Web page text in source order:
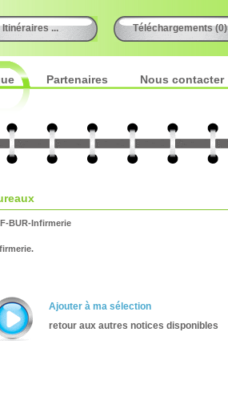
Téléchargements (0)
Itinéraires ...
Partenaires Nous contacter
BUR-Infirmerie
Ajouter à ma sélection
retour aux autres notices disponibles